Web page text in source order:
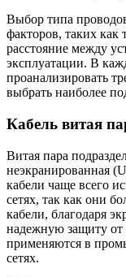
Выбор типа
факторов, таких как
расстояние между
эксплуатации. В
проанализировать
выбрать наиболее
Кабель витая
Витая пара
неэкранированная
кабели чаще всего
сетях, так как они
кабели, благодаря
надежную защиту
применяются в
сетях.